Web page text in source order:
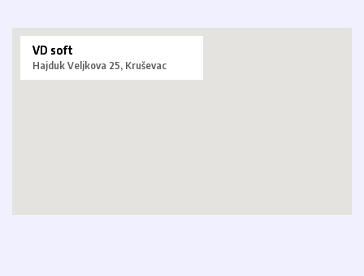
VD soft
Hajduk Veljkova 25, Kruševac